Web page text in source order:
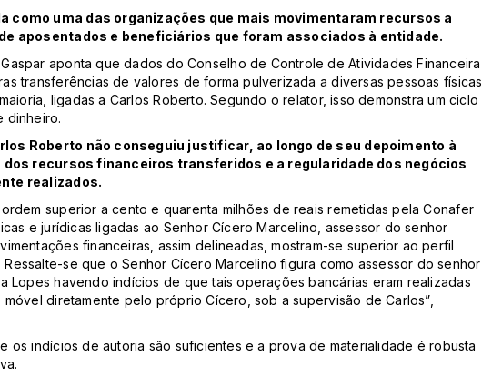
como uma das organizações que mais movimentaram recursos a
aposentados e beneficiários que foram associados à entidade.
aponta que dados do Conselho de Controle de Atividades Financeira
transferências de valores de forma pulverizada a diversas pessoas físicas
ligadas a Carlos Roberto. Segundo o relator, isso demonstra um ciclo
dinheiro.
Roberto não conseguiu justificar, ao longo de seu depoimento à
dos recursos financeiros transferidos e a regularidade dos negócios
realizados.
superior a cento e quarenta milhões de reais remetidas pela Conafer
e jurídicas ligadas ao Senhor Cícero Marcelino, assessor do senhor
financeiras, assim delineadas, mostram-se superior ao perfil
se que o Senhor Cícero Marcelino figura como assessor do senhor
Lopes havendo indícios de que tais operações bancárias eram realizadas
diretamente pelo próprio Cícero, sob a supervisão de Carlos”,
os indícios de autoria são suficientes e a prova de materialidade é robusta